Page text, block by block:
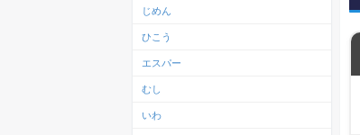
じめん
ひこう
エスパー
むし
いわ